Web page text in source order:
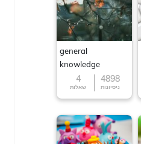
general
knowledge
4
שאלות
4898
ניסיונות